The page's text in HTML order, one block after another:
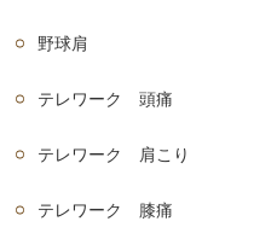
野球肩
テレワーク 頭痛
テレワーク 肩こり
テレワーク 膝痛